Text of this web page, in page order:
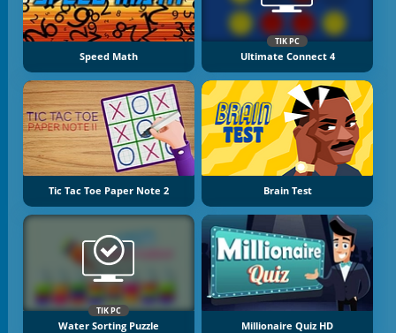
Speed Math
TIK PC
Ultimate Connect 4
Tic Tac Toe Paper Note 2 Brain Test
TIK PC
Water Sorting Puzzle Millionaire Quiz HD